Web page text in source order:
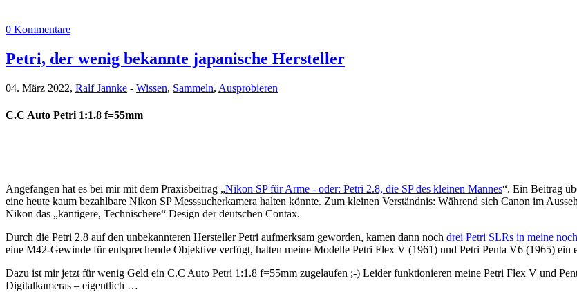
0 Kommentare
Petri, der wenig bekannte japanische Hersteller
04. März 2022, Ralf Jannke - Wissen, Sammeln, Ausprobieren
C.C Auto Petri 1:1.8 f=55mm
Angefangen hat es bei mir mit dem Praxisbeitrag „Nikon SP für Arme - oder: Petri 2.8, die SP des kleinen Mannes“. Ein Beitrag
eine heute kaum bezahlbare Nikon SP Messsucherkamera halten könnte. Zum kleinen Verständnis: Während sich Canon im
Nikon das „kantigere, Technischere“ Design der deutschen Contax.
Durch die Petri 2.8 auf den unbekannteren Hersteller Petri aufmerksam geworden, kamen dann noch drei Petri SLRs in meine
eine M42-Gewinde für entsprechende Objektive verfügt, hatten meine Modelle Petri Flex V (1961) und Petri Penta V6 (1965) ein
Dazu ist mir jetzt für wenig Geld ein C.C Auto Petri 1:1.8 f=55mm zugelaufen ;-) Leider funktionieren meine Petri Flex V und
Digitalkameras – eigentlich …